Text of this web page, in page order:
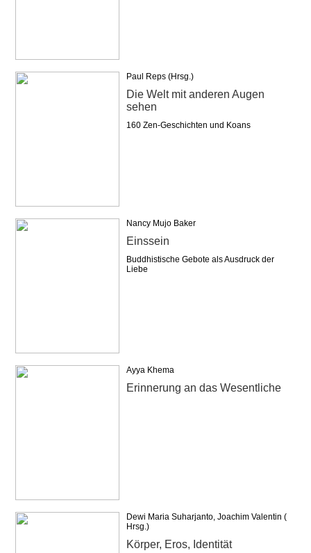
Paul Reps (Hrsg.)
Die Welt mit anderen Augen
sehen
160 Zen-Geschichten und Koans
Nancy Mujo Baker
Einssein
Buddhistische Gebote als Ausdruck der
Liebe
Ayya Khema
Erinnerung an das Wesentliche
Dewi Maria Suharjanto, Joachim Valentin (
Hrsg.)
Körper, Eros, Identität